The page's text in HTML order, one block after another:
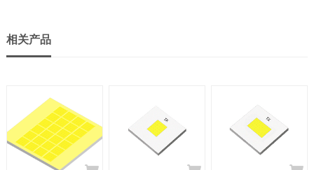
相关产品